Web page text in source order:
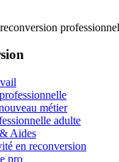
métier
adulte
Aides
en reconversion
pro